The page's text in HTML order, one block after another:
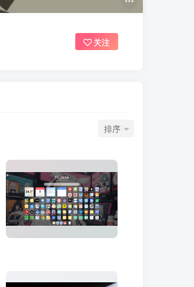
关注
排序